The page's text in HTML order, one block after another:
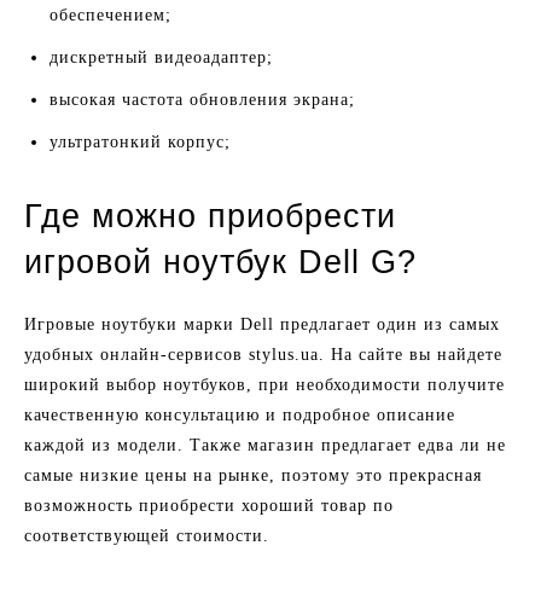
обеспечением;
дискретный видеоадаптер;
высокая частота обновления экрана;
ультратонкий корпус;
Где можно приобрести
игровой ноутбук Dell G?
Игровые ноутбуки марки Dell предлагает один из самых
удобных онлайн-сервисов stylus.ua. На сайте вы найдете
широкий выбор ноутбуков, при необходимости получите
качественную консультацию и подробное описание
каждой из модели. Также магазин предлагает едва ли не
самые низкие цены на рынке, поэтому это прекрасная
возможность приобрести хороший товар по
соответствующей стоимости.